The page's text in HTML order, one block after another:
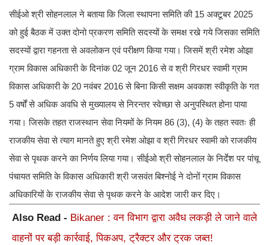
सीईओ श्री सोहनलाल ने बताया कि जिला स्थापना समिति की 15 अक्टूबर 2025
को हुई बैठक में उक्त दोनो प्रकरण समिति सदस्यों के समक्ष रखे गये जिसका समिति
सदस्यों द्वारा गहनता से अवलोकन एवं परीक्षण किया गया। जिसमें श्री रमेश ओझा
ग्राम विकास अधिकारी के दिनांक 02 जून 2016 से व श्री गिरधर स्वामी ग्राम
विकास अधिकारी के 20 नवंबर 2016 से बिना किसी सक्षम अवकाश स्वीकृति के गत
5 वर्षों से अधिक अवधि से मुख्यालय से निरन्तर स्वेच्छा से अनुपस्थित होना पाया
गया। जिसके तहत राजस्थान सेवा नियमों के नियम 86 (3), (4) के तहत स्वतः ही
राजकीय सेवा से त्याग मानते हुए श्री रमेश ओझा व श्री गिरधर स्वामी को राजकीय
सेवा से पृथक करने का निर्णय लिया गया। सीईओ श्री सोहनलाल के निर्देश पर पांचू
पंचायत समिति के विकास अधिकारी श्री जसवंत बिश्नोई ने दोनों ग्राम विकास
अधिकारियों के राजकीय सेवा से पृथक करने के आदेश जारी कर दिए।
Also Read - Bikaner : वन विभाग द्वारा अवैध लकड़ी ले जाने वाले
वाहनों पर बड़ी कार्रवाई, पिकअप, ट्रैक्टर और ट्रक जब्त!